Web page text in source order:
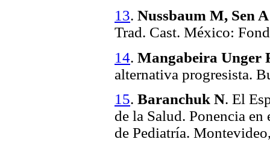
13. Nussbaum M, Sen
Trad. Cast. México:
14. Mangabeira Unger
alternativa progresista.
15. Baranchuk N. El
de la Salud. Ponencia
de Pediatría.